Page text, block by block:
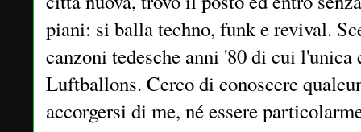
piani: si balla techno, funk e revival.
canzoni tedesche anni '80 di cui l'unica
Luftballons. Cerco di conoscere
accorgersi di me, né essere